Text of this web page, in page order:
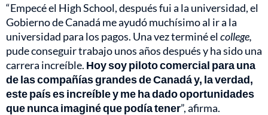
“Empecé el High School, después fui a la universidad, el
Gobierno de Canadá me ayudó muchísimo al ir a la
universidad para los pagos. Una vez terminé elcollege,
pude conseguir trabajo unos años después y ha sido una
carrera increíble. Hoy soy piloto comercial para una
de las compañías grandes de Canadá y, la verdad,
este país es increíble y me ha dado oportunidades
que nunca imaginé que podía tener”, afirma.